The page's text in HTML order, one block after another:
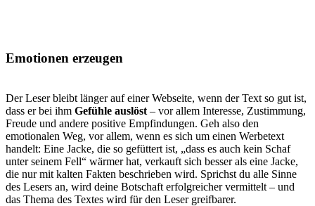
Emotionen erzeugen
Der Leser bleibt länger auf einer Webseite, wenn der Text so gut ist,
dass er bei ihm Gefühle auslöst – vor allem Interesse, Zustimmung,
Freude und andere positive Empfindungen. Geh also den
emotionalen Weg, vor allem, wenn es sich um einen Werbetext
handelt: Eine Jacke, die so gefüttert ist, „dass es auch kein Schaf
unter seinem Fell“ wärmer hat, verkauft sich besser als eine Jacke,
die nur mit kalten Fakten beschrieben wird. Sprichst du alle Sinne
des Lesers an, wird deine Botschaft erfolgreicher vermittelt – und
das Thema des Textes wird für den Leser greifbarer.